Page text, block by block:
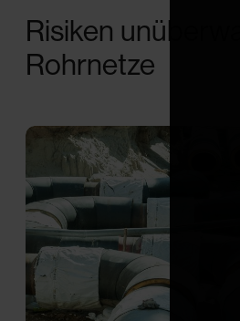
Risiken
Rohrnetze